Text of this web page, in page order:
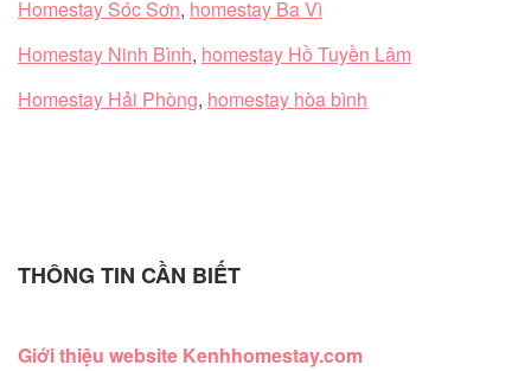
Homestay Sóc Sơn, homestay Ba Vì
Homestay Ninh Bình, homestay Hồ Tuyền Lâm
Homestay Hải Phòng, homestay hòa bình
THÔNG TIN CẦN BIẾT
Giới thiệu website Kenhhomestay.com